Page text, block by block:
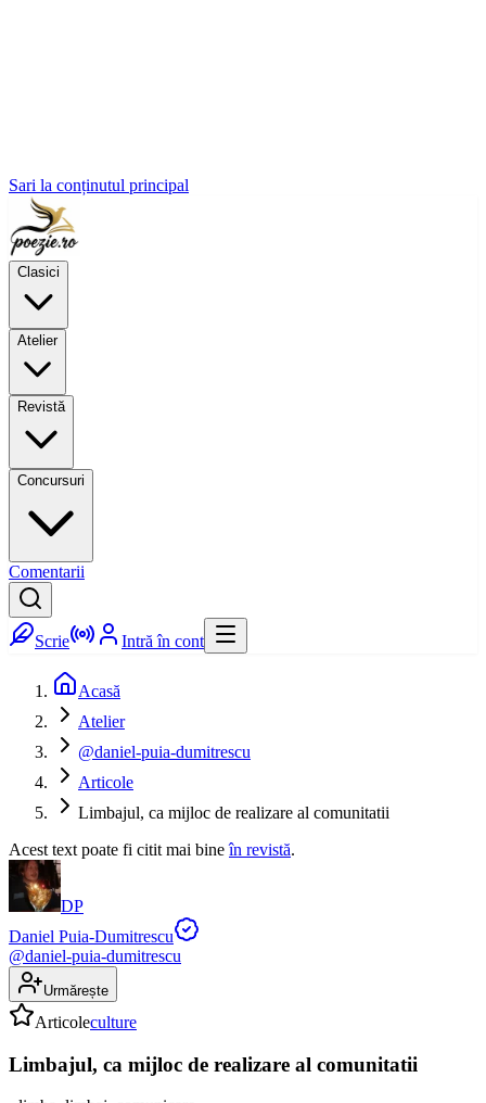
Sari la conținutul principal
Clasici
Atelier
Revistă
Concursuri
Comentarii
Scrie Intră în cont
Acasă
Atelier
@daniel-puia-dumitrescu
Articole
Limbajul, ca mijloc de realizare al comunitatii
Acest text poate fi citit mai bine în revistă.
DP
Daniel Puia-Dumitrescu
@daniel-puia-dumitrescu
Urmărește
Articoleculture
Limbajul, ca mijloc de realizare al comunitatii